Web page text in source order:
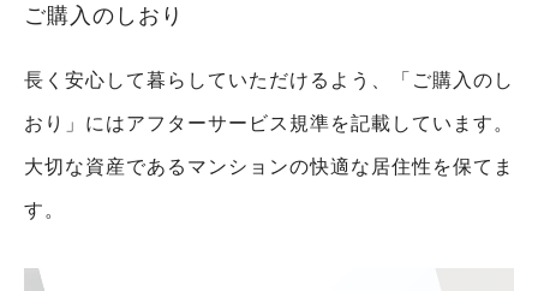
ご購入のしおり
長く安心して暮らしていただけるよう、「ご購入のし
おり」にはアフターサービス規準を記載しています。
大切な資産であるマンションの快適な居住性を保てま
す。